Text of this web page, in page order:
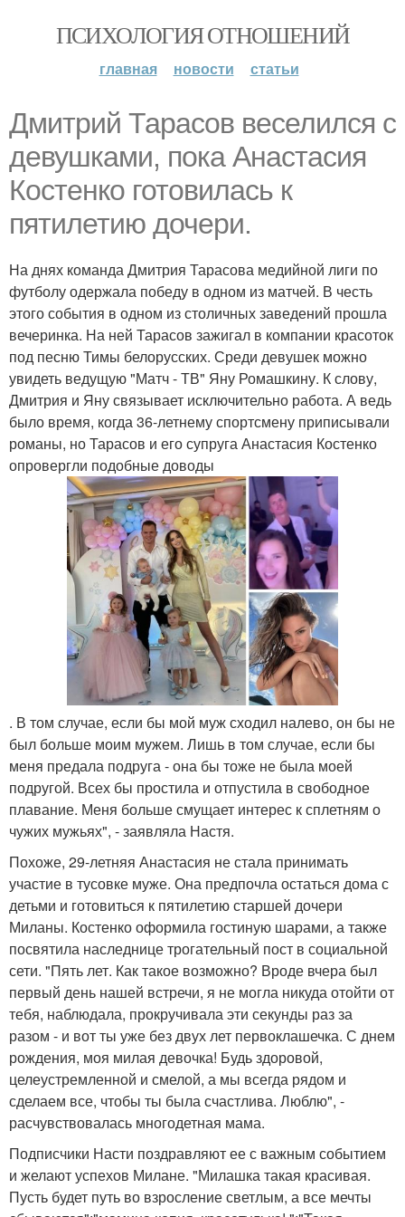
ПСИХОЛОГИЯ ОТНОШЕНИЙ
главная новости статьи
Дмитрий Тарасов веселился с
девушками, пока Анастасия
Костенко готовилась к
пятилетию дочери.
На днях команда Дмитрия Тарасова медийной лиги по
футболу одержала победу в одном из матчей. В честь
этого события в одном из столичных заведений прошла
вечеринка. На ней Тарасов зажигал в компании красоток
под песню Тимы белорусских. Среди девушек можно
увидеть ведущую "Матч - ТВ" Яну Ромашкину. К слову,
Дмитрия и Яну связывает исключительно работа. А ведь
было время, когда 36-летнему спортсмену приписывали
романы, но Тарасов и его супруга Анастасия Костенко
опровергли подобные доводы
. В том случае, если бы мой муж сходил налево, он бы не
был больше моим мужем. Лишь в том случае, если бы
меня предала подруга - она бы тоже не была моей
подругой. Всех бы простила и отпустила в свободное
плавание. Меня больше смущает интерес к сплетням о
чужих мужьях", - заявляла Настя.
Похоже, 29-летняя Анастасия не стала принимать
участие в тусовке муже. Она предпочла остаться дома с
детьми и готовиться к пятилетию старшей дочери
Миланы. Костенко оформила гостиную шарами, а также
посвятила наследнице трогательный пост в социальной
сети. "Пять лет. Как такое возможно? Вроде вчера был
первый день нашей встречи, я не могла никуда отойти от
тебя, наблюдала, прокручивала эти секунды раз за
разом - и вот ты уже без двух лет первоклашечка. С днем
рождения, моя милая девочка! Будь здоровой,
целеустремленной и смелой, а мы всегда рядом и
сделаем все, чтобы ты была счастлива. Люблю", -
расчувствовалась многодетная мама.
Подписчики Насти поздравляют ее с важным событием
и желают успехов Милане. "Милашка такая красивая.
Пусть будет путь во взросление светлым, а все мечты